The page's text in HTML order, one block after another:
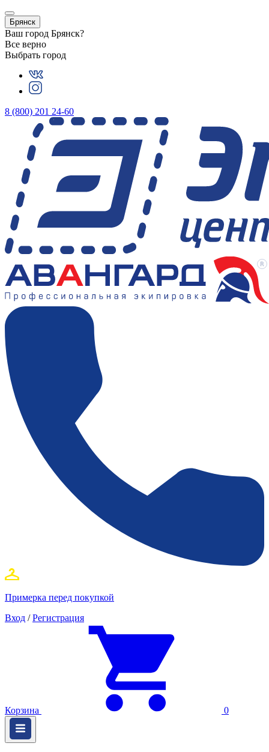
Брянск
Ваш город Брянск?
Все верно
Выбрать город
8 (800) 201 24-60
Примерка перед покупкой
Вход / Регистрация
Корзина 0